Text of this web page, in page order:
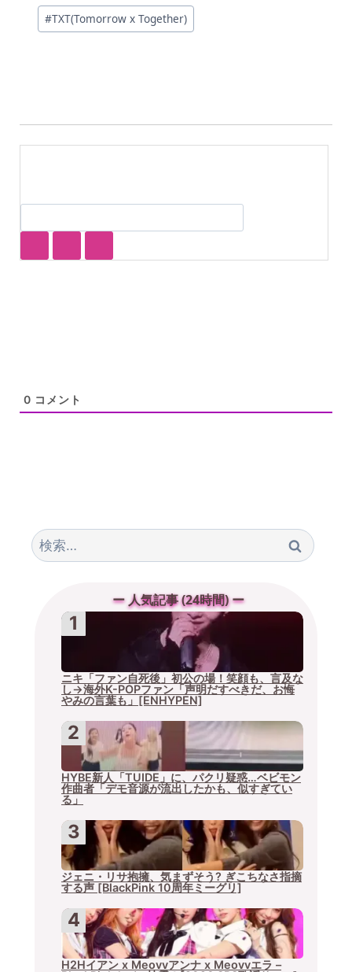
投
稿
#TXT(Tomorrow x Together)
0 コメント
検
索:
ー 人気記事 (24時間) ー
ニキ「ファン自死後」初公の場！笑顔も、言及な
し→海外K-POPファン「声明だすべきだ、お悔
やみの言葉も」[ENHYPEN]
HYBE新人「TUIDE」に、パクリ疑惑…ベビモン
作曲者「デモ音源が流出したかも、似すぎてい
る」
ジェニ・リサ抱擁、気まずそう? ぎこちなさ指摘
する声 [BlackPink 10周年ミーグリ]
H2Hイアン x Meovvアンナ x Meovvエラ –